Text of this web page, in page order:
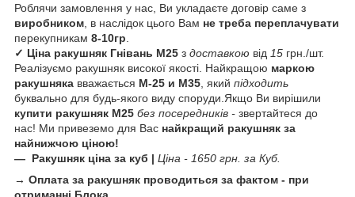
Роблячи замовлення у нас, Ви укладаєте договір саме з
виробником , в наслідок цього Вам не треба переплачувати
перекупникам 8-10гр
✓ Ціна ракушняк Гнівань М25 з доставкою від 15 грн./шт.
Реалізуємо ракушняк високої якості. Найкращою маркою
ракушняка вважається М-25 и М35 , який підходить
буквально для будь-якого виду споруди.Якщо Ви вирішили
купити ракушняк М25 без посередників - звертайтеся до
нас! Ми привеземо для Вас найкращий ракушняк за
найнижчою ціною!
— Ракушняк ціна за куб | Ціна - 1650 грн. за Куб.
→ Оплата за ракушняк проводиться за фактом - при
отриманні Блока.